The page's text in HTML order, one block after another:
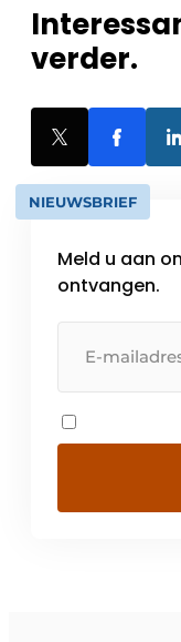
verder.
NIEUWSBRIEF
Meld u aan
ontvangen.